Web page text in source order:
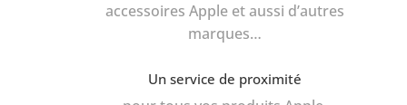
accessoires Apple et aussi d’autres
marques…
Un service de proximité